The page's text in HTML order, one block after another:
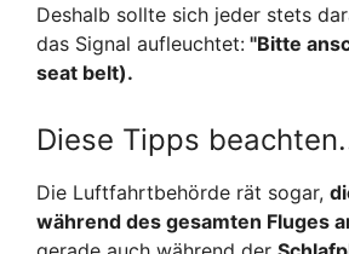
Deshalb sollte sich jeder stets
das Signal aufleuchtet: "Bitte
seat belt).
Diese Tipps
Die Luftfahrtbehörde rät sogar,
während des gesamten Fluges